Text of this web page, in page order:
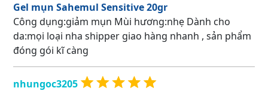
Gel mụn Sahemul Sensitive 20gr
Công dụng:giảm mụn Mùi hương:nhẹ Dành cho
da:mọi loại nha shipper giao hàng nhanh , sản phẩm
đóng gói kĩ càng
nhungoc3205